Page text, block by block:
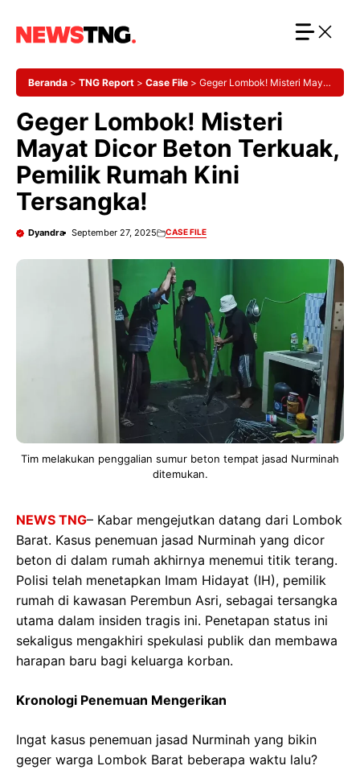
Beranda > TNG Report > Case File > Geger Lombok! Misteri Mayat
Geger Lombok! Misteri
Mayat Dicor Beton Terkuak,
Pemilik Rumah Kini
Tersangka!
Dyandra September 27, 2025 CASE FILE
Tim melakukan penggalian sumur beton tempat jasad Nurminah
ditemukan.
NEWS TNG– Kabar mengejutkan datang dari Lombok
Barat. Kasus penemuan jasad Nurminah yang dicor
beton di dalam rumah akhirnya menemui titik terang.
Polisi telah menetapkan Imam Hidayat (IH), pemilik
rumah di kawasan Perembun Asri, sebagai tersangka
utama dalam insiden tragis ini. Penetapan status ini
sekaligus mengakhiri spekulasi publik dan membawa
harapan baru bagi keluarga korban.
Kronologi Penemuan Mengerikan
Ingat kasus penemuan jasad Nurminah yang bikin
geger warga Lombok Barat beberapa waktu lalu?